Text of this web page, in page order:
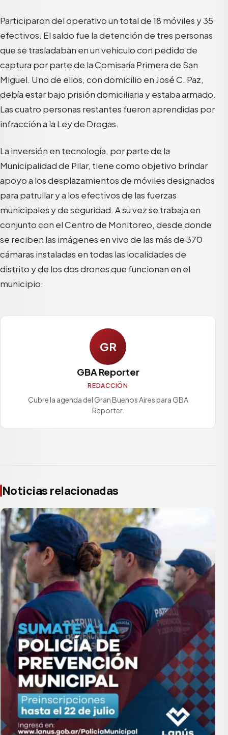
Participaron del operativo un total de 18 móviles y 35
efectivos. El saldo fue la detención de tres personas
que se trasladaban en un vehículo con pedido de
captura por parte de la Comisaría Primera de San
Miguel. Uno de ellos, con domicilio en José C. Paz,
debía estar bajo prisión domiciliaria y estaba armado.
Las cuatro personas restantes fueron aprendidas por
infracción a la Ley de Drogas.
La inversión en tecnología, por parte de la
Municipalidad de Pilar, tiene como objetivo brindar
apoyo a los desplazamientos de móviles designados
para patrullar y a los efectivos de las fuerzas
municipales y de seguridad. A su vez se trabaja en
conjunto con el Centro de Monitoreo, desde donde
se reciben las imágenes en vivo de las más de 370
cámaras instaladas en todas las localidades de
distrito y de los dos drones que funcionan en el
municipio.
GR
GBA Reporter
REDACCIÓN
Cubre la agenda del Gran Buenos Aires para GBA
Reporter.
Noticias relacionadas